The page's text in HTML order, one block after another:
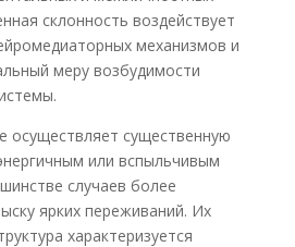
склонность воздействует
механизмов и
меру возбудимости
осуществляет существенную
или вспыльчивым
случаев более
ярких переживаний. Их
характеризуется